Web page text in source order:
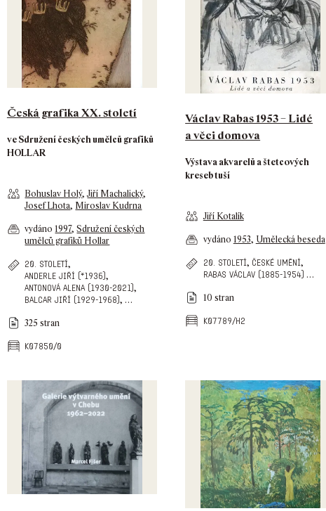
Česká grafika XX. století
ve Sdružení českých umělců grafiků
HOLLAR
Bohuslav Holý,Jiří Machalický,
Josef Lhota, Miroslav Kudrna
vydáno1997,Sdružení českých
umělců grafiků Hollar
20. století,
anderle jiří (*1936),
antonová alena (1930-2021),
balcar jiří (1929-1968), …
325 stran
k07850/0
Václav Rabas 1953 – Lidé
a věci domova
Výstava akvarelů a štetcových
kreseb tuší
Jiří Kotalík
vydáno 1953, Umělecká beseda
20. století, české umění,
rabas václav (1885-1954) …
10 stran
k07789/h2